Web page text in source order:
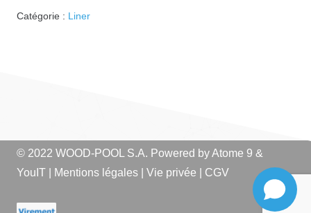
Liner
Catégorie : Liner
© 2022 WOOD-POOL S.A. Powered byAtome 9 &
YouIT
Mentions légales Vie privée CGV